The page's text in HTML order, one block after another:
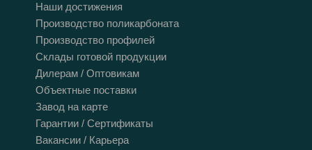
Наши достижения
Производство поликарбоната
Производство профилей
Склады готовой продукции
Дилерам / Оптовикам
Объектные поставки
Завод на карте
Гарантии / Сертификаты
Вакансии / Карьера